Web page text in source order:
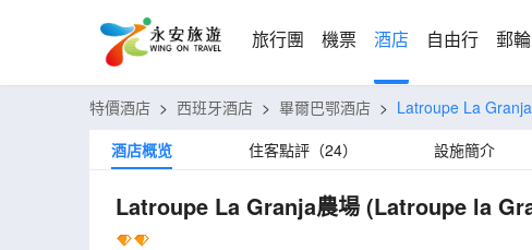
旅行團 機票 酒店 自由行 郵輪
特價酒店 > 西班牙酒店 > 畢爾巴鄂酒店 > Latroupe La
酒店概览
住客點評（24） 設施簡介
Latroupe La Granja農場 (Latroupe la